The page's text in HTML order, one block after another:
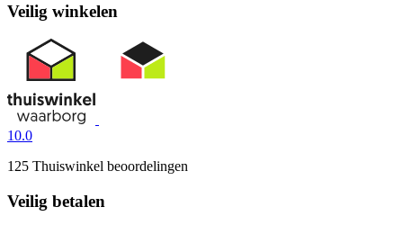
Veilig winkelen
10.0
125 Thuiswinkel beoordelingen
Veilig betalen